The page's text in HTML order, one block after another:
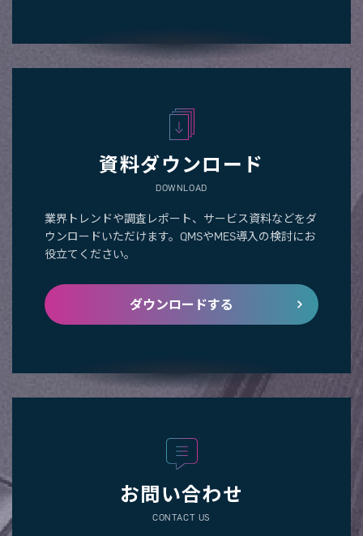
資料ダウンロード
DOWNLOAD
業界トレンドや調査レポート、サービス資料などをダ
ウンロードいただけます。QMSやMES導入の検討にお
役立てください。
ダウンロードする
お問い合わせ
CONTACT US